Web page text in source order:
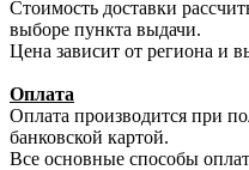
Стоимость доставки
выборе пункта выдачи.
Цена зависит от региона и
Оплата
Оплата производится при
банковской картой.
Все основные способы